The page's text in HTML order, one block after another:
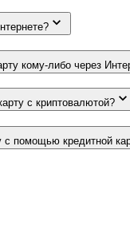
кому-либо через
с криптовалютой?
с помощью кредитной